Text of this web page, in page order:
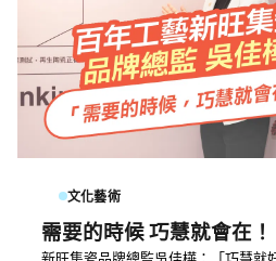
文化藝術
需要的時候 巧慧就會在！